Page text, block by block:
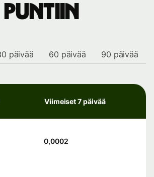
puntiin
päivää 60 päivää 90 päivää
Viimeiset 7 päivää
0,0002